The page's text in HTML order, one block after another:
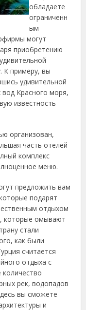
обладаете
ограниченн
ым
могут
приобретению
К примеру, вы
удивительной
Красного моря,
известность
организован,
часть отелей
комплекс
меню.
предложить вам
подарят
отдыхом
которые омывают
стали
как были
считается
отдыха с
рек, водопадов
вы сможете
и